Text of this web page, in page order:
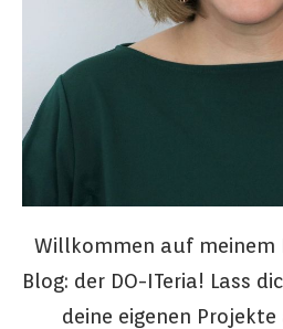
Willkommen auf meinem
Blog: der DO-ITeria! Lass
deine eigenen Projekte